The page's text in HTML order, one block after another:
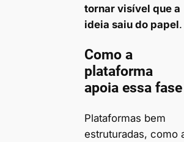
tornar visível que a
ideia saiu do papel.
Como a
plataforma
apoia essa fase
Plataformas bem
estruturadas, como